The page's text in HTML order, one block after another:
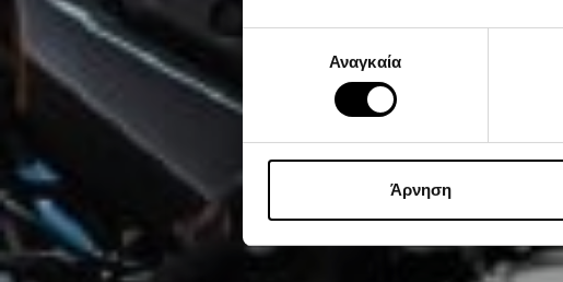
Επιλογή
συγκατάθεσηςΑναγκαία
Άρνηση